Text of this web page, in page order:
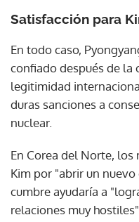
Satisfacción para
En todo caso,
confiado después de la
legitimidad
duras sanciones a
nuclear.
En Corea del Norte,
Kim por "abrir un
cumbre ayudaría a
relaciones muy